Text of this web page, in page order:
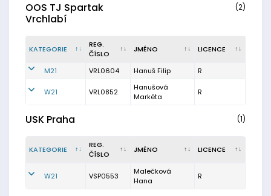
OOS TJ Spartak
Vrchlabí
(2)
KATEGORIE
REG.
ČÍSLO
JMÉNO LICENCE
M21 VRL0604 Hanuš Filip R
W21 VRL0852
Hanušová
Markéta
R
USK Praha (1)
KATEGORIE
REG.
ČÍSLO
JMÉNO LICENCE
W21 VSP0553
Malečková
Hana
R